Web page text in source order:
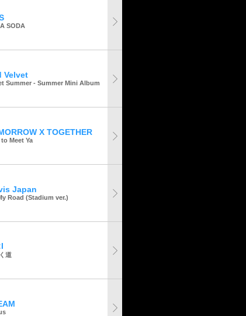
SODA
Velvet
Summer - Summer Mini Album
X TOGETHER
Meet Ya
Japan
Road (Stadium ver.)
道